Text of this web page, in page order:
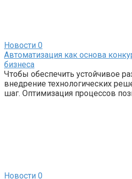
Новости 0
Автоматизация как основа
бизнеса
Чтобы обеспечить устойчивое
внедрение технологических
шаг. Оптимизация процессов
Новости 0